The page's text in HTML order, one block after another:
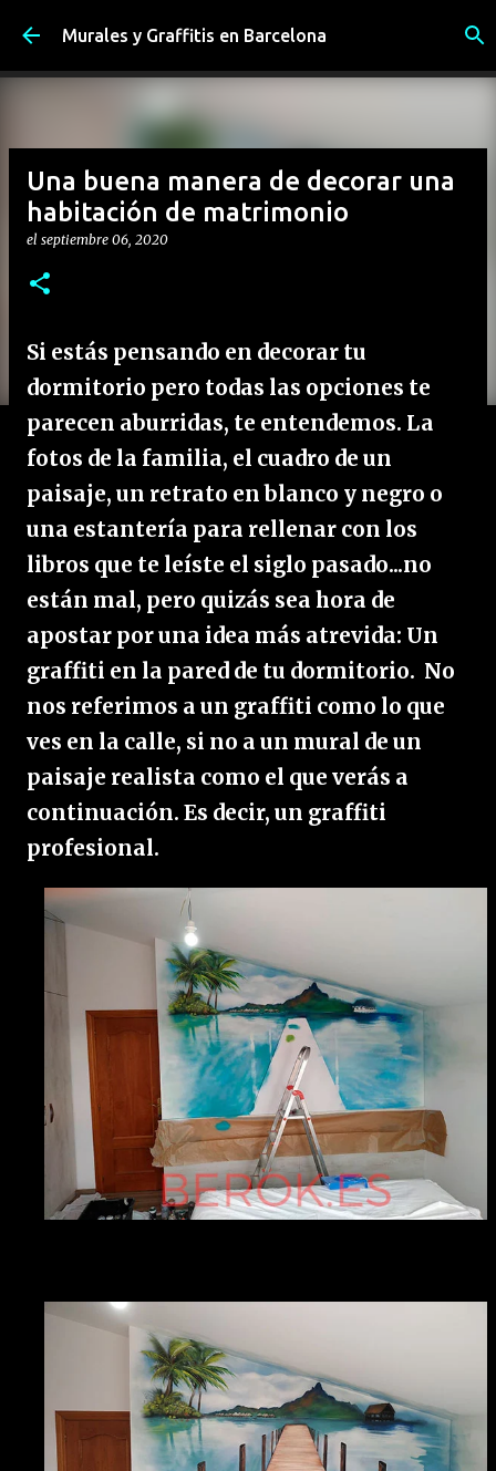
Ir al contenido principal
Murales y Graffitis en Barcelona
Una buena manera de decorar una
habitación de matrimonio
el septiembre 06, 2020
Si estás pensando en decorar tu
dormitorio pero todas las opciones te
parecen aburridas, te entendemos. La
fotos de la familia, el cuadro de un
paisaje, un retrato en blanco y negro o
una estantería para rellenar con los
libros que te leíste el siglo pasado...no
están mal, pero quizás sea hora de
apostar por una idea más atrevida: Un
graffiti en la pared de tu dormitorio. No
nos referimos a un graffiti como lo que
ves en la calle, si no a un mural de un
paisaje realista como el que verás a
continuación. Es decir, un graffiti
profesional.